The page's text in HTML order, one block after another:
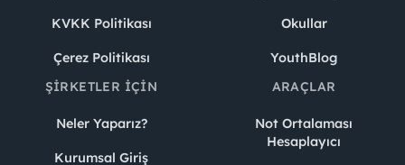
KVKK Politikası
Çerez Politikası
Okullar
YouthBlog
ŞIRKETLER İÇIN
Neler Yaparız?
Kurumsal Giriş
ARAÇLAR
Not Ortalaması
Hesaplayıcı